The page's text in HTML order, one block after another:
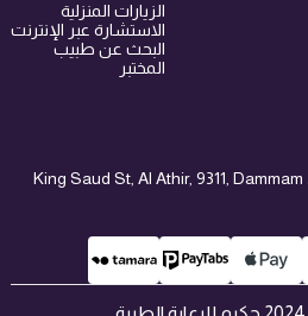
الزيارات المنزلية
الاستشارة عبر الإنترنت
البحث عن طبيب
المختبر